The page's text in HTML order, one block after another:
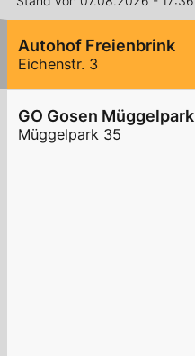
Autohof Freienbrink
Eichenstr. 3
GO Gosen Müggelpark
Müggelpark 35